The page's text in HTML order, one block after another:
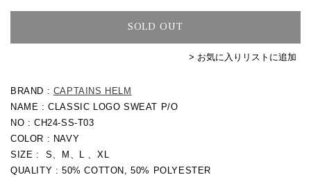
SOLD OUT
> お気に入りリストに追加
BRAND : CAPTAINS HELM
NAME : CLASSIC LOGO SWEAT P/O
NO : CH24-SS-T03
COLOR : NAVY
SIZE : S、M、L 、XL
QUALITY : 50% COTTON, 50% POLYESTER